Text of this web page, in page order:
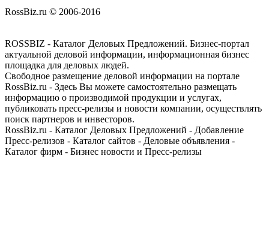
RossBiz.ru © 2006-2016
ROSSBIZ - Каталог Деловых Предложений. Бизнес-портал
актуальной деловой информации, информационная бизнес
площадка для деловых людей.
Свободное размещение деловой информации на портале
RossBiz.ru - Здесь Вы можете самостоятельно размещать
информацию о производимой продукции и услугах,
публиковать пресс-релизы и новости компании, осуществлять
поиск партнеров и инвесторов.
RossBiz.ru - Каталог Деловых Предложений - Добавление
Пресс-релизов - Каталог сайтов - Деловые объявления -
Каталог фирм - Бизнес новости и Пресс-релизы